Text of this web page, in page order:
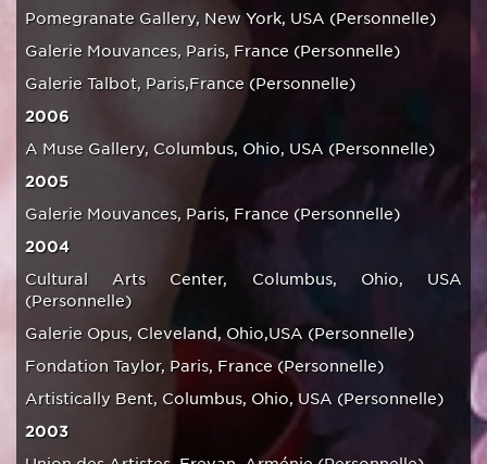
Pomegranate Gallery, New York, USA (Personnelle)
Galerie Mouvances, Paris, France (Personnelle)
Galerie Talbot, Paris,France (Personnelle)
2006
A Muse Gallery, Columbus, Ohio, USA (Personnelle)
2005
Galerie Mouvances, Paris, France (Personnelle)
2004
Cultural Arts Center, Columbus, Ohio, USA
(Personnelle)
Galerie Opus, Cleveland, Ohio,USA (Personnelle)
Fondation Taylor, Paris, France (Personnelle)
Artistically Bent, Columbus, Ohio, USA (Personnelle)
2003